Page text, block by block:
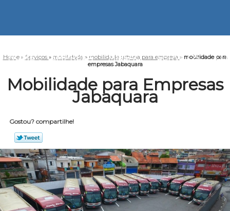
HOME EMPRESA MISSÃO SERVIÇOS
Home » Serviços » mobilidade » mobilidade urbana para empresa » mobilidade para
empresas Jabaquara
Mobilidade para Empresas
Jabaquara
Gostou? compartilhe!